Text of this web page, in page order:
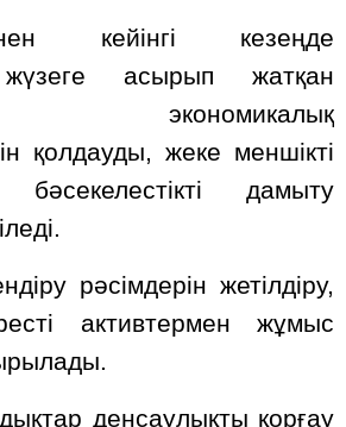
кейінгі кезеңде
жүзеге асырып жатқан
экономикалық
қолдауды, жеке меншікті
дамыту
рәсімдерін жетілдіру,
активтермен жұмыс
денсаулықты қорғау